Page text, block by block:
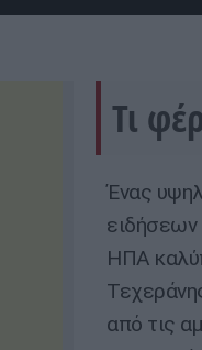
Τι
Ένας
ειδήσεων
ΗΠΑ
από τις